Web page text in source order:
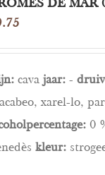
cavajaar: -
xarel-lo,
0
kleur: